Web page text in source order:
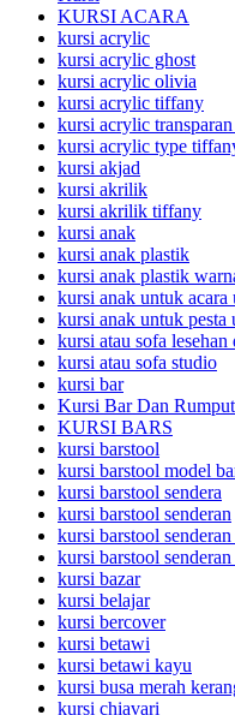
KURSI ACARA
kursi acrylic
kursi acrylic ghost
kursi acrylic olivia
kursi acrylic tiffany
kursi acrylic
kursi acrylic type
kursi akjad
kursi akrilik
kursi akrilik tiffany
kursi anak
kursi anak plastik
kursi anak plastik
kursi anak untuk acara
kursi anak untuk pesta
kursi atau sofa lesehan
kursi atau sofa studio
kursi bar
Kursi Bar Dan
KURSI BARS
kursi barstool
kursi barstool model
kursi barstool sendera
kursi barstool senderan
kursi barstool
kursi barstool
kursi bazar
kursi belajar
kursi bercover
kursi betawi
kursi betawi kayu
kursi busa merah
kursi chiavari